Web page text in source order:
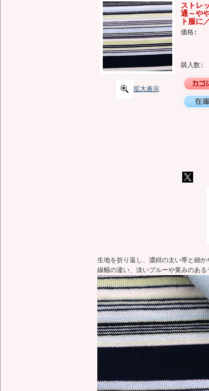
拡大表示
ストレ
通～や
ト服に
価格:
購入数:
生地を折り返し、濃紺の太い帯と細
線幅の違い、淡いブルーや黄みのあ